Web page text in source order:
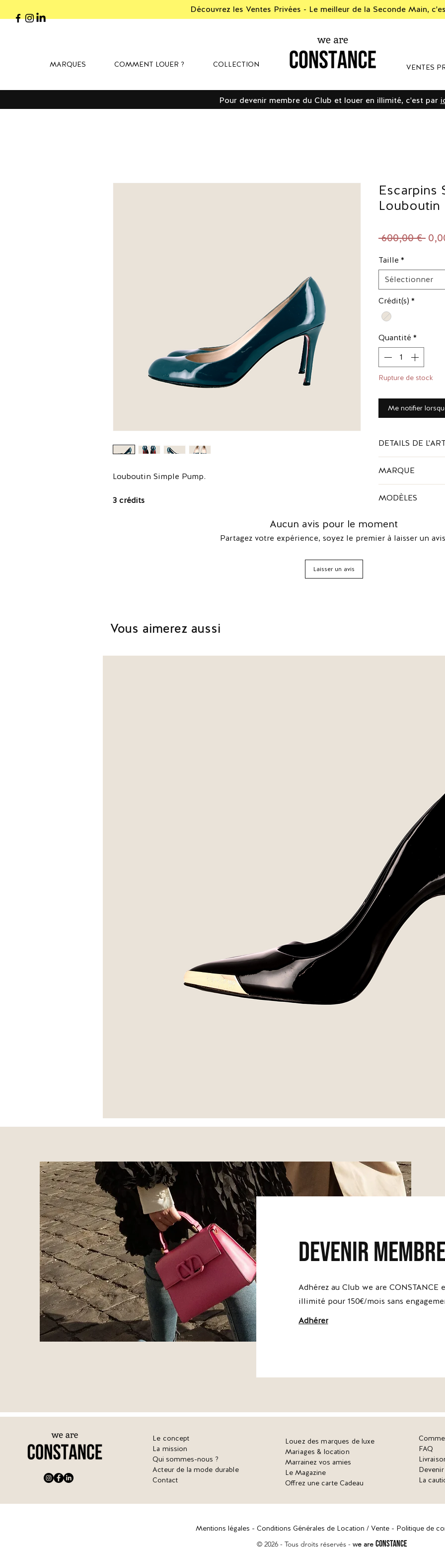
Découvrez les Ventes Privées - Le meilleur de la Seconde Main,
MARQUES COMMENT LOUER ? COLLECTION VENTES
Pour devenir membre du Club et louer en illimité, c'est par
Louboutin Simple Pump.
3 crédits
Escarpins
Louboutin
600,00 € Prix
Taille *
Sélectionner
Crédit(s) *
Quantité *
Rupture de stock
Me notifier
DETAILS DE
Couleur : vert
Hauteur du talon :
MARQUE
chaussures de luxe.
s'adaptent à tous
que les escarpins
MODÈLES
Aucun avis pour le moment
Partagez votre expérience, soyez le premier à laisser un
Laisser un avis
Vous aimerez aussi
Brune
devenir membre
Adhérez au Club we are CONSTANCE
illimité pour 150€/mois sans
Adhérer
Le concept
La mission
Qui sommes-nous ?
Acteur de la mode durable
Contact
Louez des marques de luxe
Mariages & location
Marrainez vos amies
Le Magazine
Offrez une carte Cadeau
FAQ
La
Mentions légales - Conditions Générales de Location / Vente - Politique de
© 2026 - Tous droits réservés - we are CONSTANCE